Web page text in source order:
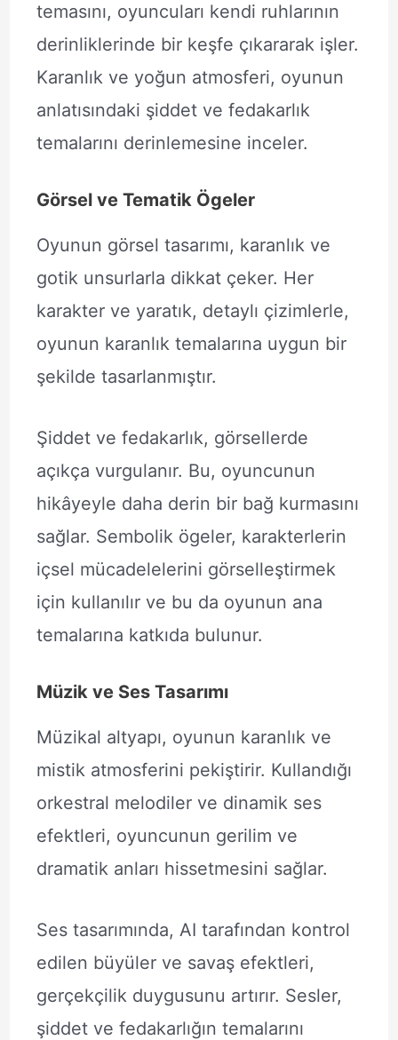
temasını, oyuncuları kendi ruhlarının
derinliklerinde bir keşfe çıkararak işler.
Karanlık ve yoğun atmosferi, oyunun
anlatısındaki şiddet ve fedakarlık
temalarını derinlemesine inceler.
Görsel ve Tematik Ögeler
Oyunun görsel tasarımı, karanlık ve
gotik unsurlarla dikkat çeker. Her
karakter ve yaratık, detaylı çizimlerle,
oyunun karanlık temalarına uygun bir
şekilde tasarlanmıştır.
Şiddet ve fedakarlık, görsellerde
açıkça vurgulanır. Bu, oyuncunun
hikâyeyle daha derin bir bağ kurmasını
sağlar. Sembolik ögeler, karakterlerin
içsel mücadelelerini görselleştirmek
için kullanılır ve bu da oyunun ana
temalarına katkıda bulunur.
Müzik ve Ses Tasarımı
Müzikal altyapı, oyunun karanlık ve
mistik atmosferini pekiştirir. Kullandığı
orkestral melodiler ve dinamik ses
efektleri, oyuncunun gerilim ve
dramatik anları hissetmesini sağlar.
Ses tasarımında, AI tarafından kontrol
edilen büyüler ve savaş efektleri,
gerçekçilik duygusunu artırır. Sesler,
şiddet ve fedakarlığın temalarını